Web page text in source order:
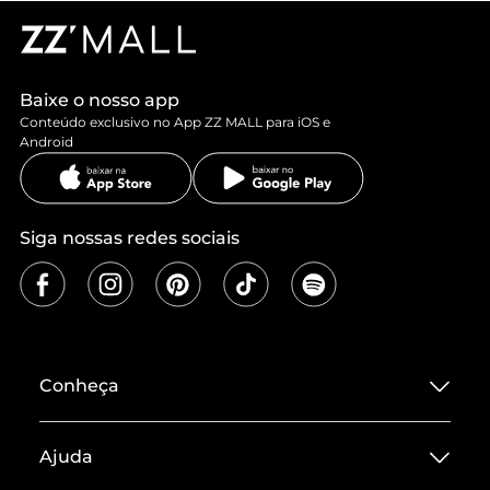
Baixe o nosso app
Conteúdo exclusivo no App ZZ MALL para iOS e
Android
Siga nossas redes sociais
Conheça
Termos de Uso
Ajuda